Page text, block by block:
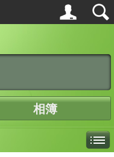
相簿